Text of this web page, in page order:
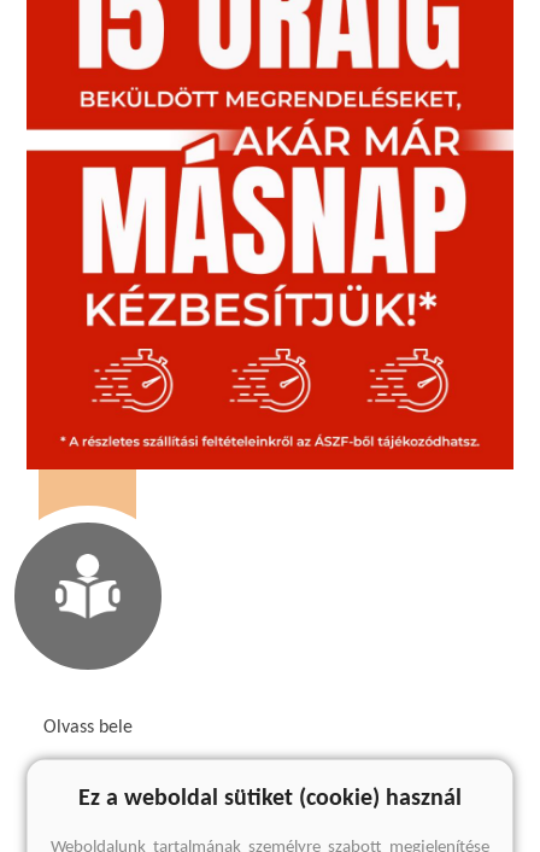
Olvass bele
Ez a weboldal sütiket (cookie) használ
Weboldalunk tartalmának személyre szabott megjelenítése